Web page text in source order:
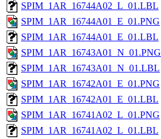
SPIM_1AR_16744A02_L_01.LBL
SPIM_1AR_16744A01_E_01.PNG
SPIM_1AR_16744A01_E_01.LBL
SPIM_1AR_16743A01_N_01.PNG
SPIM_1AR_16743A01_N_01.LBL
SPIM_1AR_16742A01_E_01.PNG
SPIM_1AR_16742A01_E_01.LBL
SPIM_1AR_16741A02_L_01.PNG
SPIM_1AR_16741A02_L_01.LBL